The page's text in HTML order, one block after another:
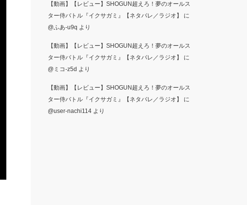
【動画】【レビュー】SHOGUN超えろ！夢のオールス
ター侍バトル『イクサガミ』【ネタバレ／ラジオ】
に
@ふあ-u9q より
【動画】【レビュー】SHOGUN超えろ！夢のオールス
ター侍バトル『イクサガミ』【ネタバレ／ラジオ】
に
@ミコ-z5d より
【動画】【レビュー】SHOGUN超えろ！夢のオールス
ター侍バトル『イクサガミ』【ネタバレ／ラジオ】
に
@user-nachi114より